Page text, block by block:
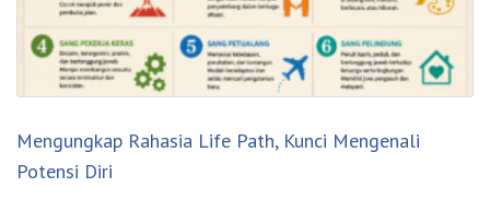
Mengungkap Rahasia Life Path, Kunci Mengenali
Potensi Diri